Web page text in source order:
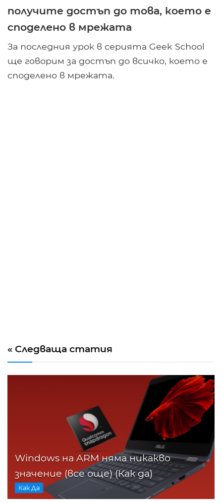
получите достъп до това, което е
споделено в мрежата
За последния урок в серията Geek School
ще говорим за достъп до всичко, което е
споделено в мрежата.
« Следваща статия
Windows на ARM няма никакво
значение (все още) (Как да)
Как Да